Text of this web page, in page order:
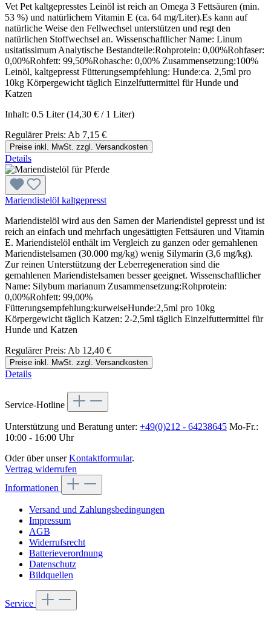
Vet Pet kaltgepresstes Leinöl ist reich an Omega 3 Fettsäuren (min.
53 %) und natürlichem Vitamin E (ca. 64 mg/Liter).Es kann auf
natürliche Weise den Fellwechsel unterstützen und regt den
natürlichen Stoffwechsel an. Wissenschaftlicher Name: Linum
usitatissimum Analytische Bestandteile:Rohprotein: 0,00%Rohfaser:
0,00%Rohfett: 99,50%Rohasche: 0,00% Zusammensetzung:100%
Leinöl, kaltgepresst Fütterungsempfehlung: Hunde:ca. 2,5ml pro
10kg Körpergewicht täglich Einzelfuttermittel für Hunde und
Katzen
Inhalt: 0.5 Liter(14,30 € / 1 Liter)
Regulärer Preis: Ab 7,15 €
Preise inkl. MwSt. zzgl. Versandkosten
Details
Mariendistelöl kaltgepresst
Mariendistelöl wird aus den Samen der Mariendistel gepresst und ist
reich an einfach und mehrfach ungesättigten Fettsäuren und Vitamin
E. Mariendistelöl enthält im Vergleich zu ganzen oder gemahlenen
Mariendistelsamen (30.000 mg/kg) wenig Silymarin (3,6 mg/kg).
Zur reinen Unterstützung der Leberregeneration sind die
gemahlenen Mariendistelsamen besser geeignet. Wissenschaftlicher
Name: Silybum marianum Zusammensetzung:Rohprotein:
0,00%Rohfett: 99,00%
Fütterungsempfehlung:kurweiseHunde:2,5ml pro 10kg
Körpergewicht täglich Katzen: 2-2,5ml täglich Einzelfuttermittel für
Hunde und Katzen
Regulärer Preis: Ab 12,40 €
Preise inkl. MwSt. zzgl. Versandkosten
Details
Service-Hotline
Unterstützung und Beratung unter: +49(0)212 - 64238645 Mo-Fr.:
10:00 - 16:00 Uhr
Oder über unserKontaktformular.
Vertrag widerrufen
Informationen
Versand und Zahlungsbedingungen
Impressum
AGB
Widerrufsrecht
Batterieverordnung
Datenschutz
Bildquellen
Service